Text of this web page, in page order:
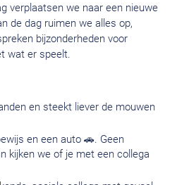
verplaatsen we naar een nieuwe
de dag ruimen we alles op,
bijzonderheden voor
wat er speelt.
en steekt liever de mouwen
en een auto 🚗. Geen
kijken we of je met een collega